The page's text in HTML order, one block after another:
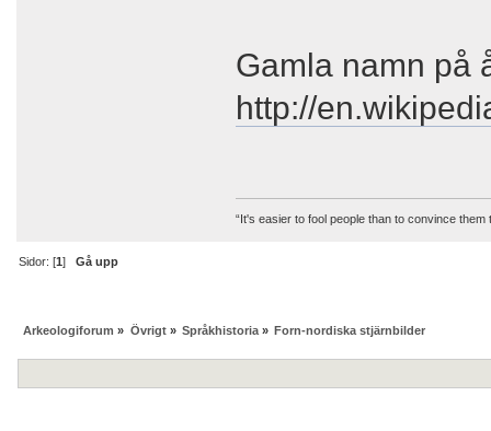
Gamla namn på
http://
“It's easier to fool people than to convince them
Sidor: [1]Gå upp
Arkeologiforum » Övrigt» Språkhistoria» Forn-nordiska stjärnbilder